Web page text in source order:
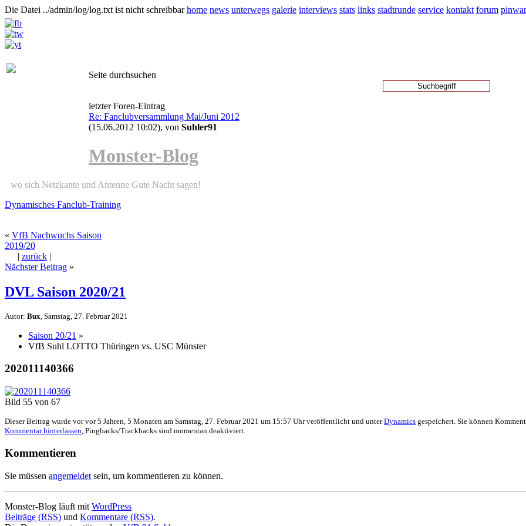
Die Datei ../admin/log/log.txt ist nicht schreibbarhome news unterwegs galerie interviews stats links stadtrunde service kontakt forum
Seite durchsuchen
letzter Foren-Eintrag
Re: Fanclubversammlung Mai/Juni 2012
(15.06.2012 10:02), von Suhler91
Monster-Blog
wo sich Netzkante und Antenne Gute Nacht sagen!
Dynamisches Fanclub-Training
« VfB Nachwuchs Saison
2019/20
| zurück|
Nächster Beitrag »
DVL Saison 2020/21
Autor: Bux , Samstag, 27. Februar 2021
Saison 20/21 »
VfB Suhl LOTTO Thüringen vs. USC Münster
202011140366
Bild 55 von 67
Dieser Beitrag wurde vor vor 5 Jahren, 5 Monaten am Samstag, 27. Februar 2021 um 15:57 Uhr veröffentlicht und unterDynamics gespeichert. Sie können
Kommentar hinterlassen, Pingbacks/Trackbacks sind momentan deaktiviert.
Kommentieren
Sie müssen angemeldet sein, um kommentieren zu können.
Monster-Blog läuft mit WordPress
Beiträge (RSS) und Kommentare (RSS).